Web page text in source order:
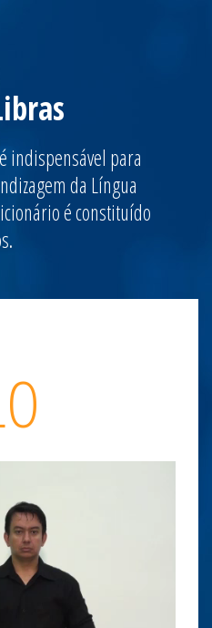
indispensável para
da Língua
é constituído